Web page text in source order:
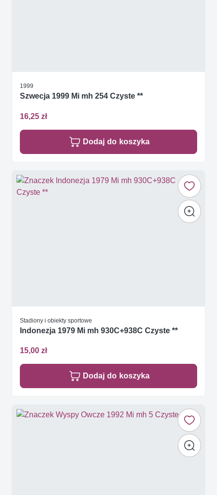
1999
Szwecja 1999 Mi mh 254 Czyste **
16,25 zł
Dodaj do koszyka
Stadiony i obiekty sportowe
Indonezja 1979 Mi mh 930C+938C Czyste **
15,00 zł
Dodaj do koszyka